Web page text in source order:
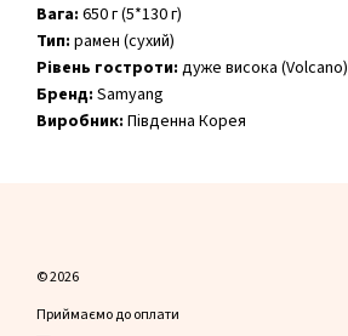
Вага: 650 г (5*130 г)
Тип: рамен (сухий)
️Рівень гостроти: дуже висока (Volcano)
Бренд: Samyang
Виробник: Південна Корея
© 2026
Приймаємо до оплати